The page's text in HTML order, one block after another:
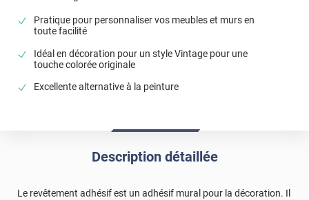
Pratique pour personnaliser vos meubles et murs en
toute facilité
Idéal en décoration pour un style Vintage pour une
touche colorée originale
Excellente alternative à la peinture
Description détaillée
Le revêtement adhésif est un adhésif mural pour la décoration. Il